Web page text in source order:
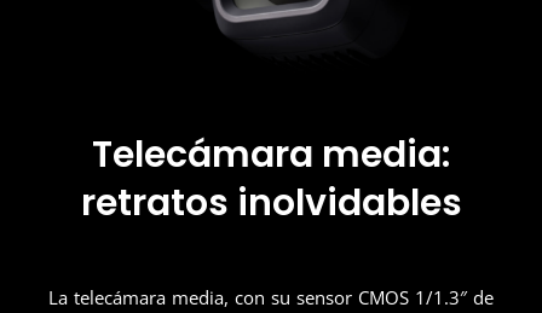
Telecámara media:
retratos inolvidables
La telecámara media, con su sensor CMOS 1/1.3″ de